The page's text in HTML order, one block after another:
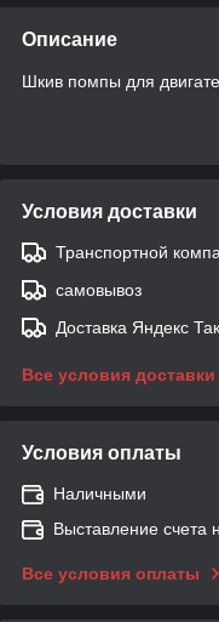
Описание
Шкив помпы для
Условия доставки
Транспортной
самовывоз
Доставка Яндекс
Все условия доставки
Условия оплаты
Наличными
Выставление счета
Все условия оплаты